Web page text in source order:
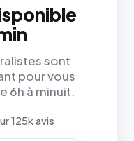
sont
pour vous
6h à minuit.
125k avis